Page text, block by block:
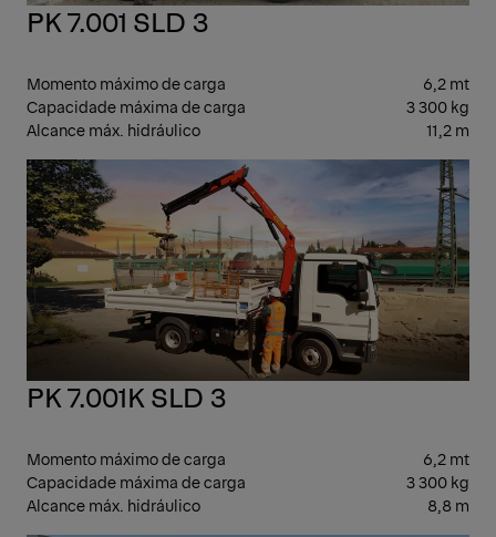
PK 7.001 SLD 3
Momento máximo de carga
6,2 mt
Capacidade máxima de carga
3 300 kg
Alcance máx. hidráulico
11,2 m
PK 7.001K SLD 3
Momento máximo de carga
6,2 mt
Capacidade máxima de carga
3 300 kg
Alcance máx. hidráulico
8,8 m